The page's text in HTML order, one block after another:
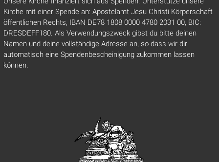
Kirche mit einer Spende an: Apostelamt Jesu Christi Körperschaft
öffentlichen Rechts, IBAN DE78 1808 0000 4780 2031 00, BIC:
DRESDEFF180. Als Verwendungszweck gibst du bitte deinen
Namen und deine vollständige Adresse an, so dass wir dir
automatisch eine Spendenbescheinigung zukommen lassen
können.